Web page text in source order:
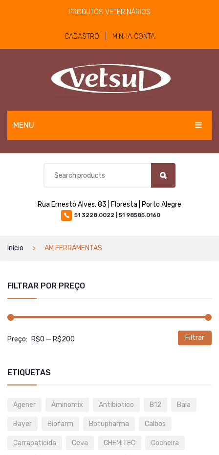
PRODUTOS VETERINÁRIOS
CADASTRO | MINHA CONTA
MENU
EQUINOS
BOVINOS E OVINOS
MATERIAIS E EQUIPAMENTOS
Rua Ernesto Alves, 83 | Floresta | Porto Alegre
51 3228.0022 | 51 98585.0160
Início AM FERRAMENTAS
FILTRAR POR PREÇO
Filtrar
Preço: R$0 — R$200
ETIQUETAS
Agener Aminomix Antibiotico B12 Baia
Bayer Biofarm Botupharma Calbos
Carrapaticida Ceva CHEMITEC Cocheira